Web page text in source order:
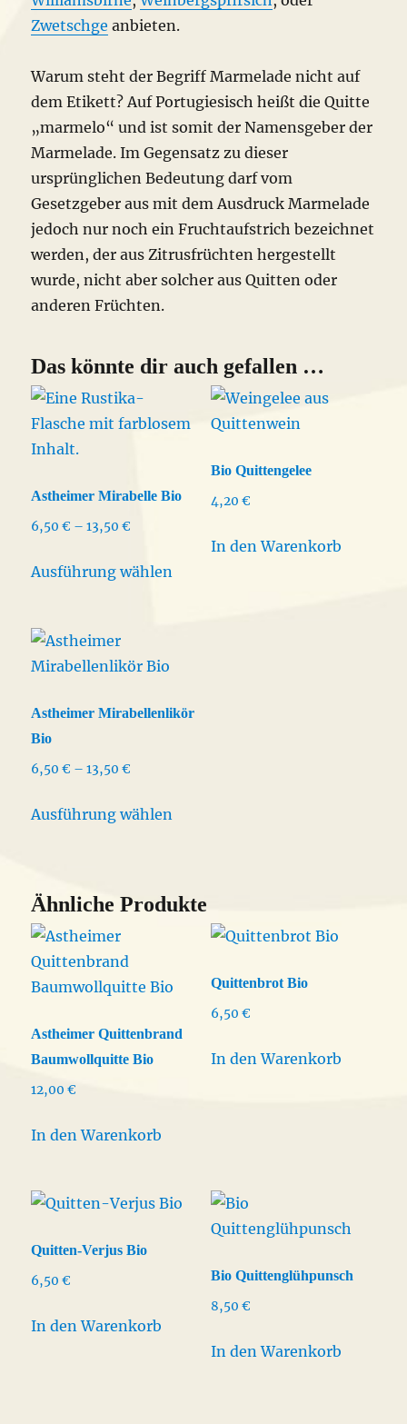
Zwetschge anbieten.
Warum steht der Begriff Marmelade nicht auf
dem Etikett? Auf Portugiesisch heißt die Quitte
„marmelo“ und ist somit der Namensgeber der
Marmelade. Im Gegensatz zu dieser
ursprünglichen Bedeutung darf vom
Gesetzgeber aus mit dem Ausdruck Marmelade
jedoch nur noch ein Fruchtaufstrich bezeichnet
werden, der aus Zitrusfrüchten hergestellt
wurde, nicht aber solcher aus Quitten oder
anderen Früchten.
Das könnte dir auch gefallen …
Astheimer Mirabelle Bio
6,50€ –13,50€
bis
Ausführung wählen
Dieses
Produkt
Die
Bio Quittengelee
4,20 €
In den Warenkorb
Astheimer Mirabellenlikör
Bio
6,50€ –13,50€
bis
Ausführung wählen
Produkt
Varianten
Optionen
auf
Ähnliche Produkte
Astheimer Quittenbrand
Baumwollquitte Bio
12,00€
In den Warenkorb
Quittenbrot Bio
6,50 €
In den Warenkorb
Quitten-Verjus Bio
6,50€
In den Warenkorb
Bio Quittenglühpunsch
8,50 €
In den Warenkorb